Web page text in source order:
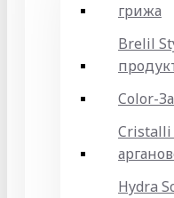
грижа
Brelil
Color-
Cristalli
Hydra